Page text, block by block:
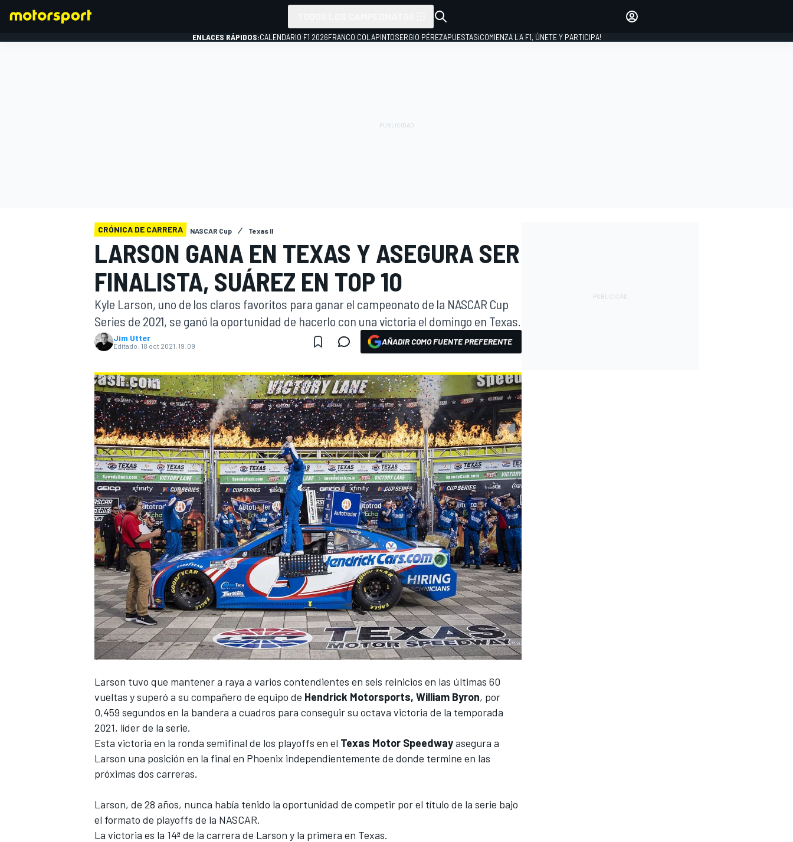
INDYCAR
MOTOGP
NASCAR CUP
FÓRMULA E
INICIAR SESIÓN
ENLACES RÁPIDOS:CALENDARIO F1 2026FRANCO COLAPINTOSERGIO PÉREZAPUESTAS¡COMIENZA LA F1, ÚNETE Y PARTICIPA!
CRÓNICA DE CARRERA NASCAR Cup Texas II
LARSON GANA EN TEXAS Y ASEGURA SER
FINALISTA, SUÁREZ EN TOP 10
Kyle Larson, uno de los claros favoritos para ganar el campeonato de la NASCAR Cup
Series de 2021, se ganó la oportunidad de hacerlo con una victoria el domingo en Texas.
Jim Utter
Editado: 18 oct 2021, 19:09 AÑADIR COMO FUENTE PREFERENTE
Larson tuvo que mantener a raya a varios contendientes en seis reinicios en las últimas 60
vueltas y superó a su compañero de equipo de Hendrick Motorsports, William Byron, por
0,459 segundos en la bandera a cuadros para conseguir su octava victoria de la temporada
2021, líder de la serie.
Esta victoria en la ronda semifinal de los playoffs en el Texas Motor Speedwayasegura a
Larson una posición en la final en Phoenix independientemente de donde termine en las
próximas dos carreras.
Larson, de 28 años, nunca había tenido la oportunidad de competir por el título de la serie bajo
el formato de playoffs de la NASCAR.
La victoria es la 14ª de la carrera de Larson y la primera en Texas.